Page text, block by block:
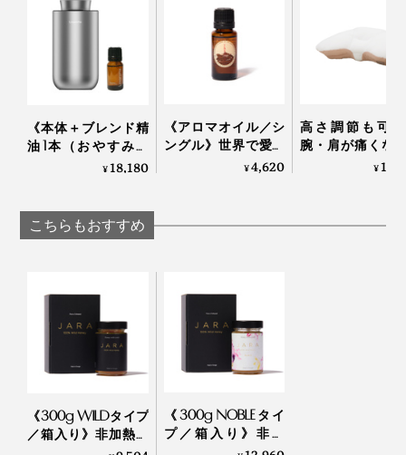
《本体＋ブレンド精
油1本（おやすみ空
間）》コードレスだ
式「アロマディフュ
ーザー」｜Lovaroma
¥18,180
《アロマオイル／シ
ングル》世界で愛さ
れるタイのアロマブ
¥4,620
高さ調節も可
腕・肩が痛くな
くい「横向き寝
¥
こちらもおすすめ
《300g WILDタイプ
／箱入り》非加熱・
《300g NOBLEタイ
プ／箱入り》非加
熱・無濾過 世界最